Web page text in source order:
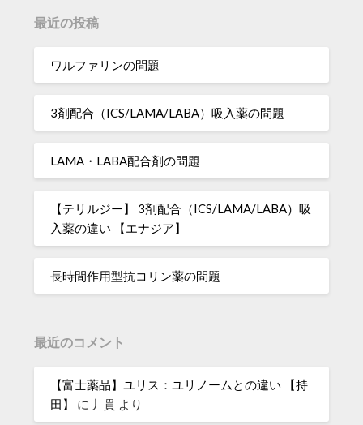
最近の投稿
ワルファリンの問題
3剤配合（ICS/LAMA/LABA）吸入薬の問題
LAMA・LABA配合剤の問題
【テリルジー】 3剤配合（ICS/LAMA/LABA）吸
入薬の違い 【エナジア】
長時間作用型抗コリン薬の問題
最近のコメント
【富士薬品】ユリス：ユリノームとの違い 【持
田】
に 丿貫 より